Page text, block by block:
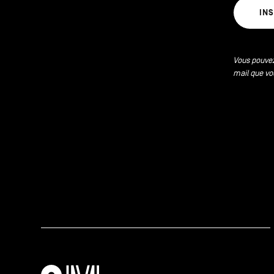
Vous
mail que